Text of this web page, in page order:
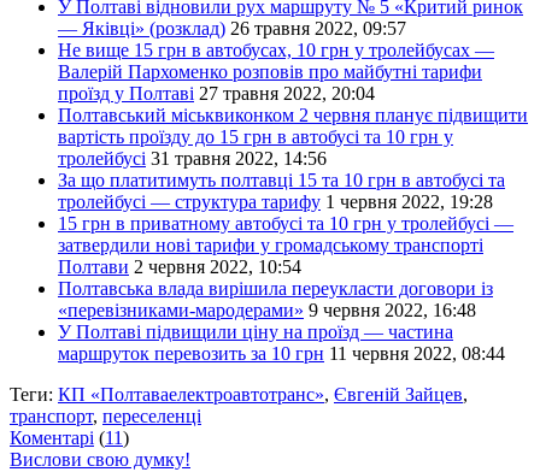
У Полтаві відновили рух маршруту № 5 «Критий ринок
— Яківці» (розклад) 26 травня 2022, 09:57
Не вище 15 грн в автобусах, 10 грн у тролейбусах —
Валерій Пархоменко розповів про майбутні тарифи
проїзд у Полтаві 27 травня 2022, 20:04
Полтавський міськвиконком 2 червня планує підвищити
вартість проїзду до 15 грн в автобусі та 10 грн у
тролейбусі 31 травня 2022, 14:56
За що платитимуть полтавці 15 та 10 грн в автобусі та
тролейбусі — структура тарифу 1 червня 2022, 19:28
15 грн в приватному автобусі та 10 грн у тролейбусі —
затвердили нові тарифи у громадському транспорті
Полтави 2 червня 2022, 10:54
Полтавська влада вирішила переукласти договори із
«перевізниками-мародерами» 9 червня 2022, 16:48
У Полтаві підвищили ціну на проїзд — частина
маршруток перевозить за 10 грн 11 червня 2022, 08:44
Теги: КП «Полтаваелектроавтотранс», Євгеній Зайцев,
транспорт, переселенці
Коментарі (11)
Вислови свою думку!